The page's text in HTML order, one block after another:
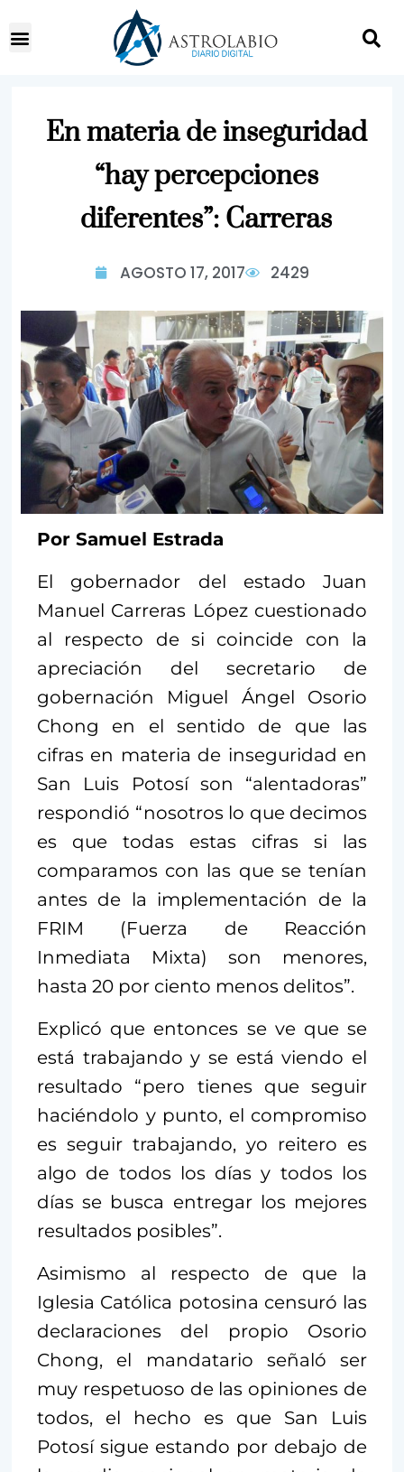
En materia de inseguridad
“hay percepciones
diferentes”: Carreras
AGOSTO 17, 2017 2429
Por Samuel Estrada
El gobernador del estado Juan
Manuel Carreras López cuestionado
al respecto de si coincide con la
apreciación del secretario de
gobernación Miguel Ángel Osorio
Chong en el sentido de que las
cifras en materia de inseguridad en
San Luis Potosí son “alentadoras”
respondió “nosotros lo que decimos
es que todas estas cifras si las
comparamos con las que se tenían
antes de la implementación de la
FRIM (Fuerza de Reacción
Inmediata Mixta) son menores,
hasta 20 por ciento menos delitos”.
Explicó que entonces se ve que se
está trabajando y se está viendo el
resultado “pero tienes que seguir
haciéndolo y punto, el compromiso
es seguir trabajando, yo reitero es
algo de todos los días y todos los
días se busca entregar los mejores
resultados posibles”.
Asimismo al respecto de que la
Iglesia Católica potosina censuró las
declaraciones del propio Osorio
Chong, el mandatario señaló ser
muy respetuoso de las opiniones de
todos, el hecho es que San Luis
Potosí sigue estando por debajo de